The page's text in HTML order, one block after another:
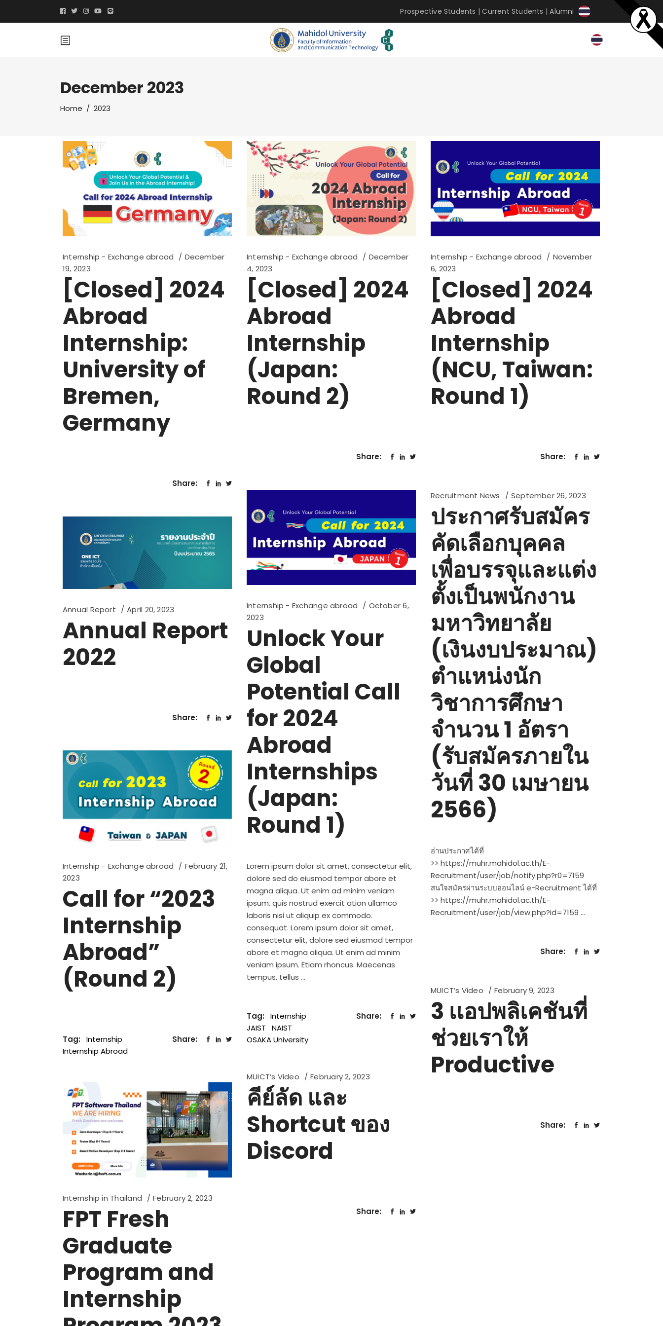
Prospective Students |Current Students |Alumni
December 2023
Home / 2023
Internship - Exchange abroad
December
19, 2023
[Closed] 2024
Abroad
Internship:
University of
Bremen,
Germany
Share:
Internship - Exchange abroad
December
4, 2023
[Closed] 2024
Abroad
Internship
(Japan:
Round 2)
Share:
Internship - Exchange abroad
November
6, 2023
[Closed] 2024
Abroad
Internship
(NCU, Taiwan:
Round 1)
Share:
Internship - Exchange abroad
October 6,
2023
Unlock Your
Global
Potential Call
for 2024
Abroad
Internships
(Japan:
Round 1)
Lorem ipsum dolor sit amet, consectetur elit,
dolore sed do eiusmod tempor abore et
magna aliqua. Ut enim ad minim veniam
ipsum. quis nostrud exercit ation ullamco
laboris nisi ut aliquip ex commodo.
consequat. Lorem ipsum dolor sit amet,
consectetur elit, dolore sed eiusmod tempor
abore et magna aliqua. Ut enim ad minim
veniam ipsum. Etiam rhoncus. Maecenas
tempus, tellus
Tag:
Internship
JAIST
NAIST
OSAKA University
Share:
Recruitment News September 26, 2023
ประกาศรับสมัคร
คัดเลือกบุคคล
เพื่อบรรจุและแต่ง
ตั้งเป็นพนักงาน
มหาวิทยาลัย
(เงินงบประมาณ)
ตำแหน่งนัก
วิชาการศึกษา
จำนวน 1 อัตรา
(รับสมัครภายใน
วันที่ 30 เมษายน
2566)
อ่านประกาศได้ที่
>> https://muhr.mahidol.ac.th/E-
Recruitment/user/job/notify.php?r0=7159
สนใจสมัครผ่านระบบออนไลน์ e-Recruitment ได้ที่
>> https://muhr.mahidol.ac.th/E-
Recruitment/user/job/view.php?id=7159
Share:
Annual Report April 20, 2023
Annual Report
2022
Share:
Internship - Exchange abroad
February 21,
2023
Call for “2023
Internship
Abroad”
(Round 2)
Tag:
Internship
Internship Abroad
Share:
MUICT’s Video February 9, 2023
3 เเอปพลิเคชันที่
ช่วยเราให้
Productive
Share:
MUICT’s Video February 2, 2023
คีย์ลัด และ
Shortcut ของ
Discord
Share:
Internship in Thailand February 2, 2023
FPT Fresh
Graduate
Program and
Internship